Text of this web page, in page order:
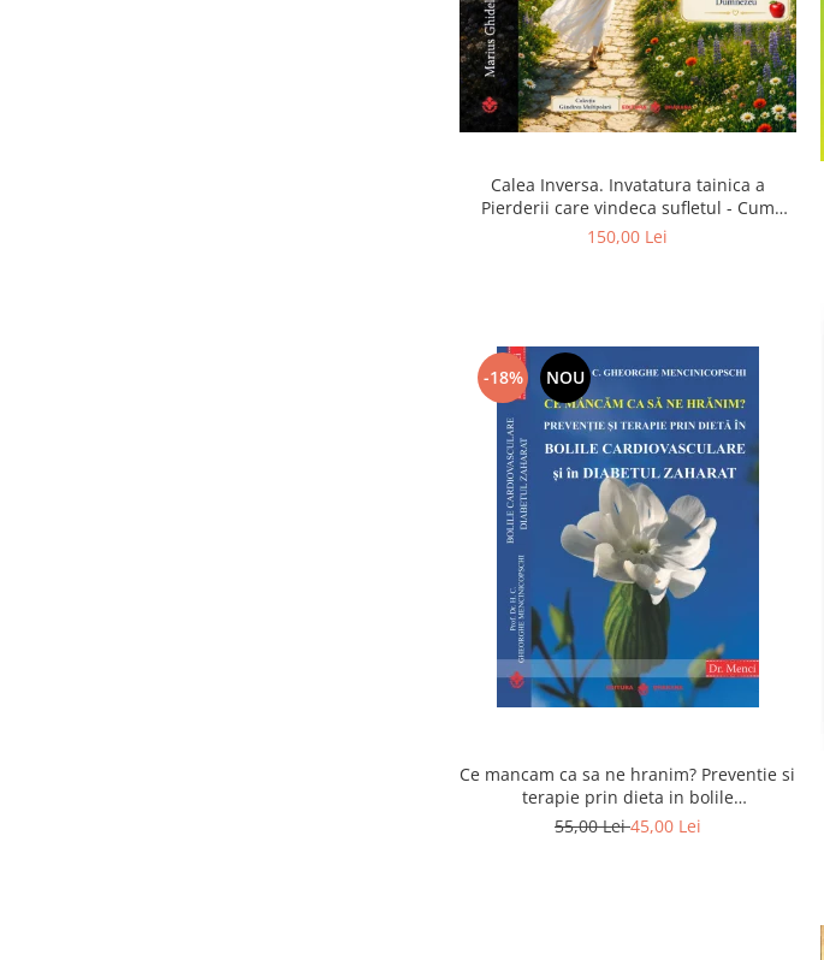
Calea Inversa. Invatatura tainica a
Pierderii care vindeca sufletul - Cum
Pierderea, durerea si renuntarea devin
150,00 Lei
-18% NOU
Ce mancam ca sa ne hranim? Preventie si
terapie prin dieta in bolile
cardiovasculare si in diabetul zaharat
55,00 Lei45,00 Lei